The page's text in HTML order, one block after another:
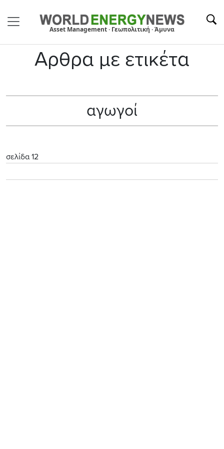
Asset Management · Γεωπολιτική · Άμυνα
Αρθρα με ετικέτα
αγωγοί
σελίδα 12